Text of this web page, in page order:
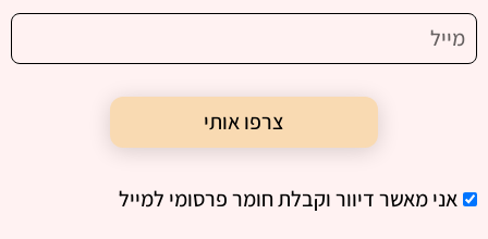
אני מאשר דיוור וקבלת חומר פרסומי למייל
צרפו אותי